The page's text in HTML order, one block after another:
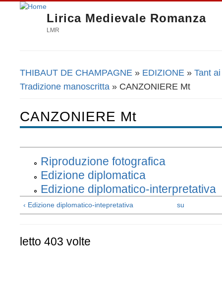
Lirica Medievale Romanza
LMR
Tu sei qui
THIBAUT DE CHAMPAGNE » EDIZIONE » Tant
Tradizione manoscritta » CANZONIERE Mt
CANZONIERE Mt
Riproduzione fotografica
Edizione diplomatica
Edizione diplomatico-interpretativa
‹ Edizione diplomatico-intepretativa su
letto 403 volte